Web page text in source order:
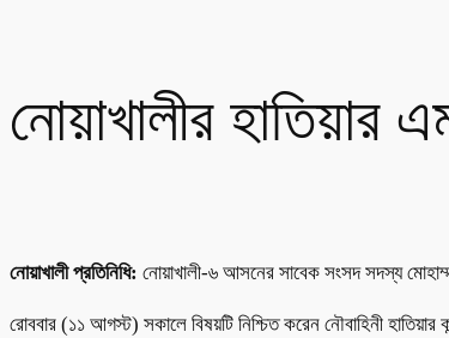
নোয়াখালীর
নোয়াখালী প্রতিনিধি: নোয়াখালী-৬ আসনের সাবেক সংসদ সদস্য
রোববার (১১ আগস্ট) সকালে বিষয়টি নিশ্চিত করেন নৌবাহিনী